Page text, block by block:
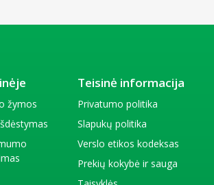
žymos
Teisinė informacija
Privatumo politika
Slapukų politika
Verslo etikos kodeksas
Prekių kokybė ir sauga